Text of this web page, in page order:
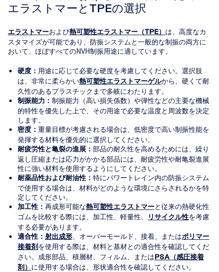
エラストマーとTPEの選択
エラストマーおよび熱可塑性エラストマー（TPE） は、高度なカ
スタマイズが可能であり、防振システムと一般的な制振の両方に
おいて、ほぼすべてのNVH制振用途に適しています。
硬度： 用途に応じて必要な硬度を考慮してください。選択肢
は、非常に柔らかい熱可塑性エラストマーゲルから、硬くて耐
久性のあるプラスチックまで多岐にわたります。
制振能力： 制振能力（高い損失係数）や弾性などの主要な機械
的特性を優先した上で、その用途で必要な温度と周波数を決定
します。
密度： 重量目標が考慮される場合は、低密度で高い制振性能を
発揮する材料を優先的に選択してください。
耐疲労性と亀裂の進展： 部品の耐久性を高めるためには、繰り
返し圧縮または応力がかかる部品には、耐疲労性や耐亀裂進展
性に強い材料を使用するようにしてください。
耐薬品性および耐油性： 特にパワートレイン内の防振システム
で使用する場合は、材料がどのような環境にさらされるかを特
定してください。
加工性： 再成形可能な熱可塑性エラストマーと従来の熱硬化性
ゴムを比較する際には、加工性、軽量性、
リサイクル性を考慮
する必要があります。
適合性： 射出成形 、オーバーモールド、接着、またはポリマー
接着剤を使用する際は、材料と基材との適合性を確認してくだ
さい。成形部品、積層材、フィルム、またはPSA（感圧接着
剤） に使用する場合は、形状適合性を確認してください。